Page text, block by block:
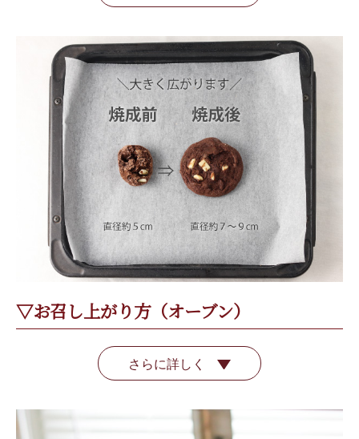
▽お召し上がり方（オーブン）
さらに詳しく